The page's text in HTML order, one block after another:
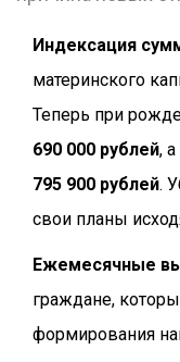
Индексация
материнского
Теперь при
690 000 рублей,
795 900 рублей.
свои планы
Ежемесячные
граждане,
формирования